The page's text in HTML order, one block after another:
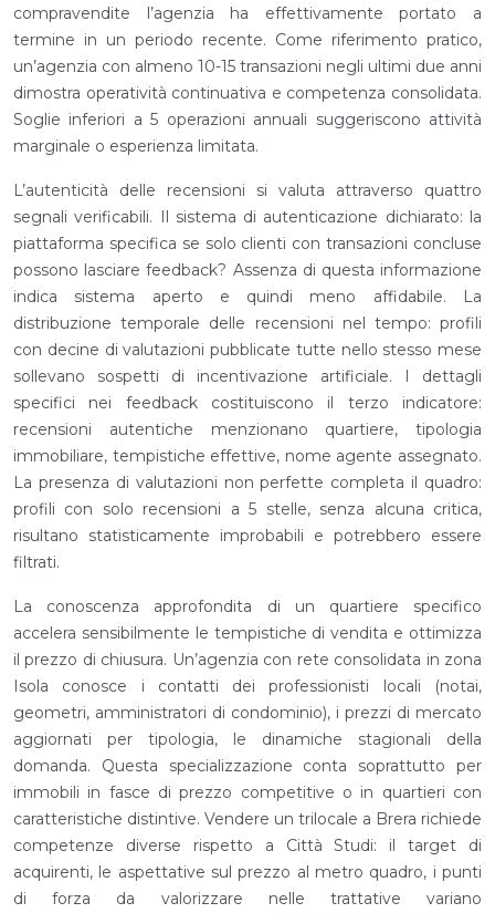
compravendite l’agenzia ha effettivamente portato a
termine in un periodo recente. Come riferimento pratico,
un’agenzia con almeno 10-15 transazioni negli ultimi due anni
dimostra operatività continuativa e competenza consolidata.
Soglie inferiori a 5 operazioni annuali suggeriscono attività
marginale o esperienza limitata.
L’autenticità delle recensioni si valuta attraverso quattro
segnali verificabili. Il sistema di autenticazione dichiarato: la
piattaforma specifica se solo clienti con transazioni concluse
possono lasciare feedback? Assenza di questa informazione
indica sistema aperto e quindi meno affidabile. La
distribuzione temporale delle recensioni nel tempo: profili
con decine di valutazioni pubblicate tutte nello stesso mese
sollevano sospetti di incentivazione artificiale. I dettagli
specifici nei feedback costituiscono il terzo indicatore:
recensioni autentiche menzionano quartiere, tipologia
immobiliare, tempistiche effettive, nome agente assegnato.
La presenza di valutazioni non perfette completa il quadro:
profili con solo recensioni a 5 stelle, senza alcuna critica,
risultano statisticamente improbabili e potrebbero essere
filtrati.
La conoscenza approfondita di un quartiere specifico
accelera sensibilmente le tempistiche di vendita e ottimizza
il prezzo di chiusura. Un’agenzia con rete consolidata in zona
Isola conosce i contatti dei professionisti locali (notai,
geometri, amministratori di condominio), i prezzi di mercato
aggiornati per tipologia, le dinamiche stagionali della
domanda. Questa specializzazione conta soprattutto per
immobili in fasce di prezzo competitive o in quartieri con
caratteristiche distintive. Vendere un trilocale a Brera richiede
competenze diverse rispetto a Città Studi: il target di
acquirenti, le aspettative sul prezzo al metro quadro, i punti
di forza da valorizzare nelle trattative variano